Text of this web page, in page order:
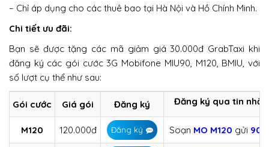
– Chỉ áp dụng cho các thuê bao tại Hà Nội và Hồ Chính Minh.
Chi tiết ưu đãi:
Bạn sẽ được tặng các mã giảm giá 30.000đ GrabTaxi khi
đăng ký các gói cước 3G Mobifone MIU90, M120, BMIU, với
số lượt cụ thể như sau:
Gói cước Giá gói Đăng ký Đăng ký qua tin nhắn
M120 120.000đ Đăng ký Soạn MO M120 gửi